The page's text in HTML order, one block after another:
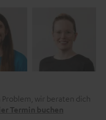
Problem, wir beraten dich
Termin buchen